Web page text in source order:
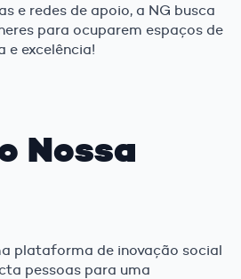
e redes de apoio, a NG busca
para ocuparem espaços de
e excelência!
Nossa
plataforma de inovação social
pessoas para uma